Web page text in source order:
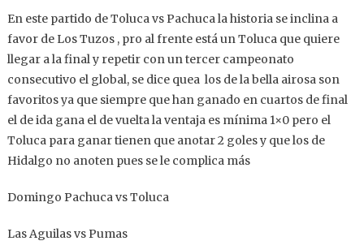
En este partido de Toluca vs Pachuca la historia se inclina a
favor de Los Tuzos , pro al frente está un Toluca que quiere
llegar a la final y repetir con un tercer campeonato
consecutivo el global, se dice quea los de la bella airosa son
favoritos ya que siempre que han ganado en cuartos de final
el de ida gana el de vuelta la ventaja es mínima 1×0 pero el
Toluca para ganar tienen que anotar 2 goles y que los de
Hidalgo no anoten pues se le complica más
Domingo Pachuca vs Toluca
Las Aguilas vs Pumas